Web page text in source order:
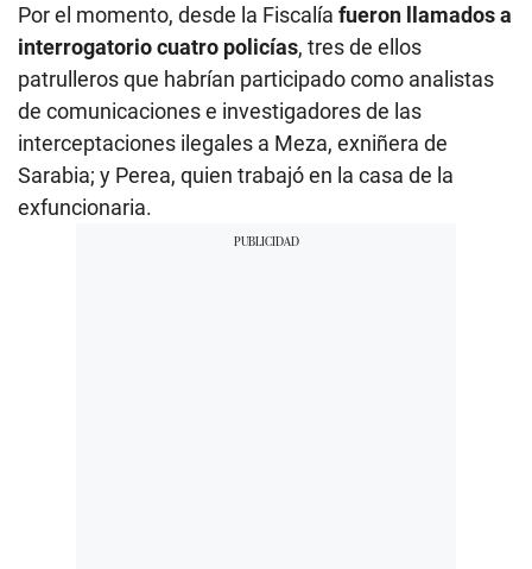
Por el momento, desde la Fiscalía fueron llamados a
interrogatorio cuatro policías, tres de ellos
patrulleros que habrían participado como analistas
de comunicaciones e investigadores de las
interceptaciones ilegales a Meza, exniñera de
Sarabia; y Perea, quien trabajó en la casa de la
exfuncionaria.